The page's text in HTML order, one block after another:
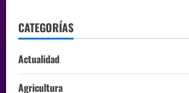
CATEGORÍAS
Actualidad
Agricultura